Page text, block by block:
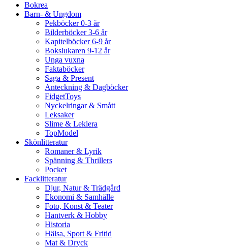
Bokrea
Barn- & Ungdom
Pekböcker 0-3 år
Bilderböcker 3-6 år
Kapitelböcker 6-9 år
Bokslukaren 9-12 år
Unga vuxna
Faktaböcker
Saga & Present
Anteckning & Dagböcker
FidgetToys
Nyckelringar & Smått
Leksaker
Slime & Leklera
TopModel
Skönlitteratur
Romaner & Lyrik
Spänning & Thrillers
Pocket
Facklitteratur
Djur, Natur & Trädgård
Ekonomi & Samhälle
Foto, Konst & Teater
Hantverk & Hobby
Historia
Hälsa, Sport & Fritid
Mat & Dryck